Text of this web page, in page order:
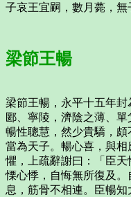
子哀王宜嗣，數月薨，無
梁節王暢
梁節王暢，永平十五年
郾、寧陵，濟陰之薄、
暢性聰慧，然少貴驕，
當為天子。暢心喜，與
懼，上疏辭謝曰：「臣
慄心悸，自悔無所復及
息，筋骨不相連。臣暢